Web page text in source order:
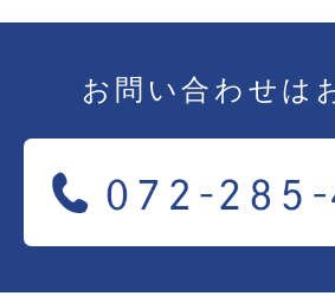
お問い合わせは